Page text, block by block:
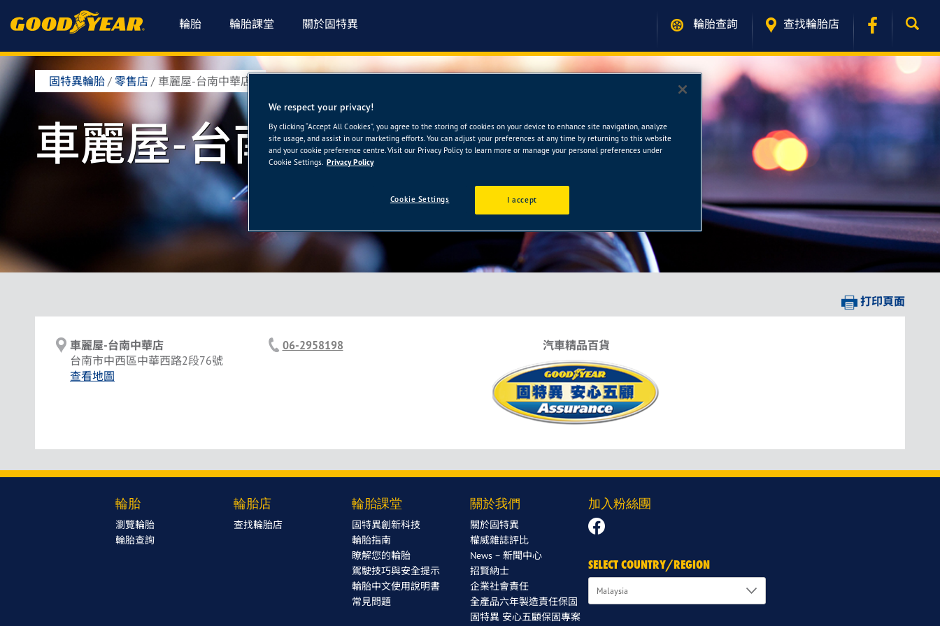
輪胎 輪胎課堂 關於固特異 輪胎查詢 查找輪胎店
固特異輪胎 / 零售店 / 車麗屋-台南中華店
車麗屋-台南中華店
打印頁面
車麗屋-台南中華店
台南市中西區中華西路2段76號
查看地圖
06-2958198 汽車精品百貨
輪胎
瀏覽輪胎
輪胎查詢
輪胎店
查找輪胎店
輪胎課堂
固特異創新科技
輪胎指南
瞭解您的輪胎
駕駛技巧與安全提示
輪胎中文使用說明書
常見問題
關於我們
關於固特異
權威雜誌評比
News – 新聞中心
招賢納士
企業社會責任
全產品六年製造責任保固
固特異 安心五顧保固專案
加入粉絲團
SELECT COUNTRY/REGION
We respect your privacy!
By clicking “Accept All Cookies”, you agree to the storing of cookies on your device to enhance site navigation, analyze
site usage, and assist in our marketing efforts. You can adjust your preferences at any time by returning to this website
and your cookie preference centre. Visit our Privacy Policy to learn more or manage your personal preferences under
Cookie Settings. Privacy Policy
I accept
Cookie Settings